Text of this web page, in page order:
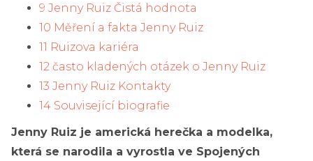
9 Jenny Ruiz Čistá hodnota
10 Měření a fakta Jenny Ruiz
11 Ruizova kariéra
12 často kladených otázek o Jenny Ruiz
13 Jenny Ruiz Kontakty
14 Související biografie
Jenny Ruiz je americká herečka a modelka,
která se narodila a vyrostla ve Spojených